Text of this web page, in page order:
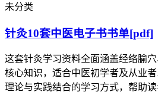
未分类
针灸10套中医电子书书单[pdf]
这套针灸学习资料全面涵盖经络腧
核心知识，适合中医初学者及从业
理论与实践结合的学习方式，帮助